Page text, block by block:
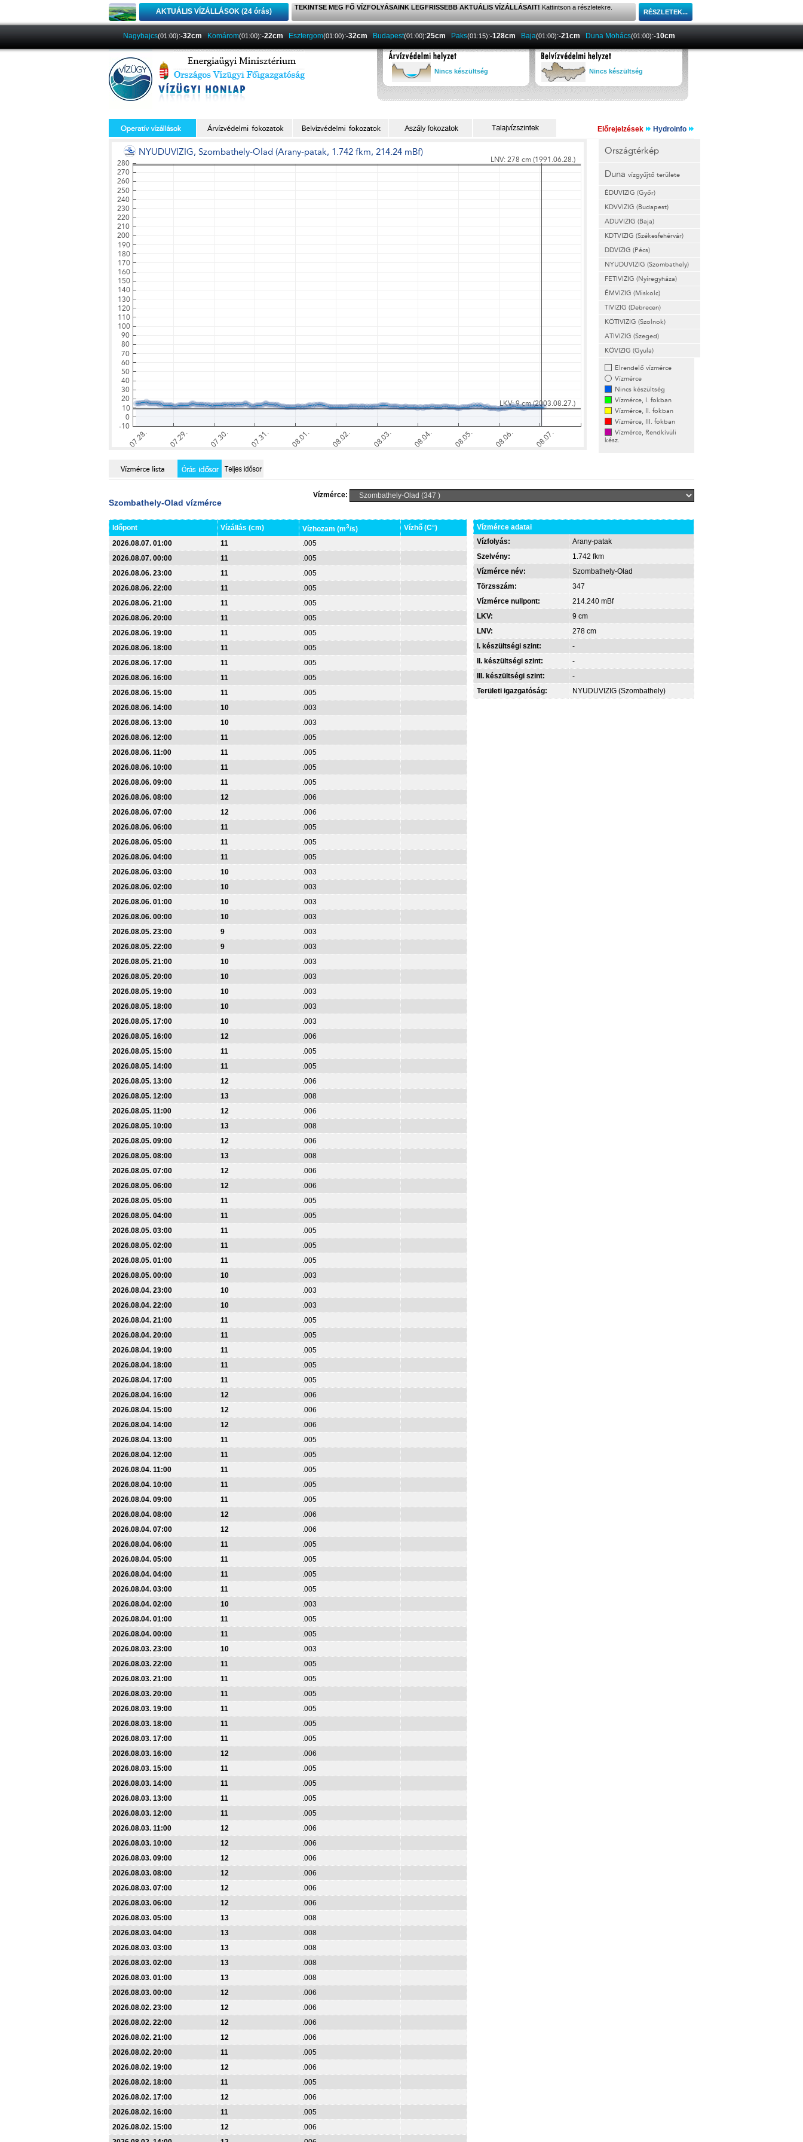
AKTUÁLIS VÍZÁLLÁSOK (24 órás) TEKINTSE MEG FŐ VÍZFOLYÁSAINK LEGFRISSEBB AKTUÁLIS VÍZÁLLÁSAIT! Kattintson a részletekre.
Nagybajcs(01:00):-32cm Komárom(01:00):-22cm Esztergom(01:00):-32cm Budapest(01:00):25cm Paks(01:15):-128cm Baja(01:00):-21cm Duna Mohács(01:00):-10cm
Nincs készültség Nincs készültség
Előrejelzések Hydroinfo
Országtérkép
Duna vízgyűjtő területe
ÉDUVIZIG (Győr)
KDVVIZIG (Budapest)
ADUVIZIG (Baja)
KDTVIZIG (Székesfehérvár)
DDVIZIG (Pécs)
NYUDUVIZIG (Szombathely)
FETIVIZIG (Nyíregyháza)
ÉMVIZIG (Miskolc)
TIVIZIG (Debrecen)
KÖTIVIZIG (Szolnok)
ATIVIZIG (Szeged)
KÖVIZIG (Gyula)
Elrendelő vízmérce
Vízmérce
Nincs készültség
Vízmérce, I. fokban
Vízmérce, II. fokban
Vízmérce, III. fokban
Vízmérce, Rendkívüli
kész.
Vízmérce:
Szombathely-Olad vízmérce
Időpont Vízállás (cm) Vízhozam (m3/s)
Vízhő (C°)
2026.08.07. 01:00
11
.005
2026.08.07. 00:00
11
.005
2026.08.06. 23:00
11
.005
2026.08.06. 22:00
11
.005
2026.08.06. 21:00
11
.005
2026.08.06. 20:00
11
.005
2026.08.06. 19:00
11
.005
2026.08.06. 18:00
11
.005
2026.08.06. 17:00
11
.005
2026.08.06. 16:00
11
.005
2026.08.06. 15:00
11
.005
2026.08.06. 14:00
10
.003
2026.08.06. 13:00
10
.003
2026.08.06. 12:00
11
.005
2026.08.06. 11:00
11
.005
2026.08.06. 10:00
11
.005
2026.08.06. 09:00
11
.005
2026.08.06. 08:00
12
.006
2026.08.06. 07:00
12
.006
2026.08.06. 06:00
11
.005
2026.08.06. 05:00
11
.005
2026.08.06. 04:00
11
.005
2026.08.06. 03:00
10
.003
2026.08.06. 02:00
10
.003
2026.08.06. 01:00
10
.003
2026.08.06. 00:00
10
.003
2026.08.05. 23:00
9
.003
2026.08.05. 22:00
9
.003
2026.08.05. 21:00
10
.003
2026.08.05. 20:00
10
.003
2026.08.05. 19:00
10
.003
2026.08.05. 18:00
10
.003
2026.08.05. 17:00
10
.003
2026.08.05. 16:00
12
.006
2026.08.05. 15:00
11
.005
2026.08.05. 14:00
11
.005
2026.08.05. 13:00
12
.006
2026.08.05. 12:00
13
.008
2026.08.05. 11:00
12
.006
2026.08.05. 10:00
13
.008
2026.08.05. 09:00
12
.006
2026.08.05. 08:00
13
.008
2026.08.05. 07:00
12
.006
2026.08.05. 06:00
12
.006
2026.08.05. 05:00
11
.005
2026.08.05. 04:00
11
.005
2026.08.05. 03:00
11
.005
2026.08.05. 02:00
11
.005
2026.08.05. 01:00
11
.005
2026.08.05. 00:00
10
.003
2026.08.04. 23:00
10
.003
2026.08.04. 22:00
10
.003
2026.08.04. 21:00
11
.005
2026.08.04. 20:00
11
.005
2026.08.04. 19:00
11
.005
2026.08.04. 18:00
11
.005
2026.08.04. 17:00
11
.005
2026.08.04. 16:00
12
.006
2026.08.04. 15:00
12
.006
2026.08.04. 14:00
12
.006
2026.08.04. 13:00
11
.005
2026.08.04. 12:00
11
.005
2026.08.04. 11:00
11
.005
2026.08.04. 10:00
11
.005
2026.08.04. 09:00
11
.005
2026.08.04. 08:00
12
.006
2026.08.04. 07:00
12
.006
2026.08.04. 06:00
11
.005
2026.08.04. 05:00
11
.005
2026.08.04. 04:00
11
.005
2026.08.04. 03:00
11
.005
2026.08.04. 02:00
10
.003
2026.08.04. 01:00
11
.005
2026.08.04. 00:00
11
.005
2026.08.03. 23:00
10
.003
2026.08.03. 22:00
11
.005
2026.08.03. 21:00
11
.005
2026.08.03. 20:00
11
.005
2026.08.03. 19:00
11
.005
2026.08.03. 18:00
11
.005
2026.08.03. 17:00
11
.005
2026.08.03. 16:00
12
.006
2026.08.03. 15:00
11
.005
2026.08.03. 14:00
11
.005
2026.08.03. 13:00
11
.005
2026.08.03. 12:00
11
.005
2026.08.03. 11:00
12
.006
2026.08.03. 10:00
12
.006
2026.08.03. 09:00
12
.006
2026.08.03. 08:00
12
.006
2026.08.03. 07:00
12
.006
2026.08.03. 06:00
12
.006
2026.08.03. 05:00
13
.008
2026.08.03. 04:00
13
.008
2026.08.03. 03:00
13
.008
2026.08.03. 02:00
13
.008
2026.08.03. 01:00
13
.008
2026.08.03. 00:00
12
.006
2026.08.02. 23:00
12
.006
2026.08.02. 22:00
12
.006
2026.08.02. 21:00
12
.006
2026.08.02. 20:00
11
.005
2026.08.02. 19:00
12
.006
2026.08.02. 18:00
11
.005
2026.08.02. 17:00
12
.006
2026.08.02. 16:00
11
.005
2026.08.02. 15:00
12
.006
Vízmérce adatai
Vízfolyás:
Arany-patak
Szelvény:
1.742 fkm
Vízmérce név:
Szombathely-Olad
Törzsszám:
347
Vízmérce nullpont:
214.240 mBf
LKV:
9 cm
LNV:
278 cm
I. készültségi szint:
-
II. készültségi szint:
-
III. készültségi szint:
-
Területi igazgatóság:
NYUDUVIZIG (Szombathely)